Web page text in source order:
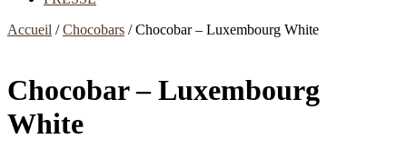
Accueil /Chocobars / Chocobar – Luxembourg White
Chocobar – Luxembourg
White